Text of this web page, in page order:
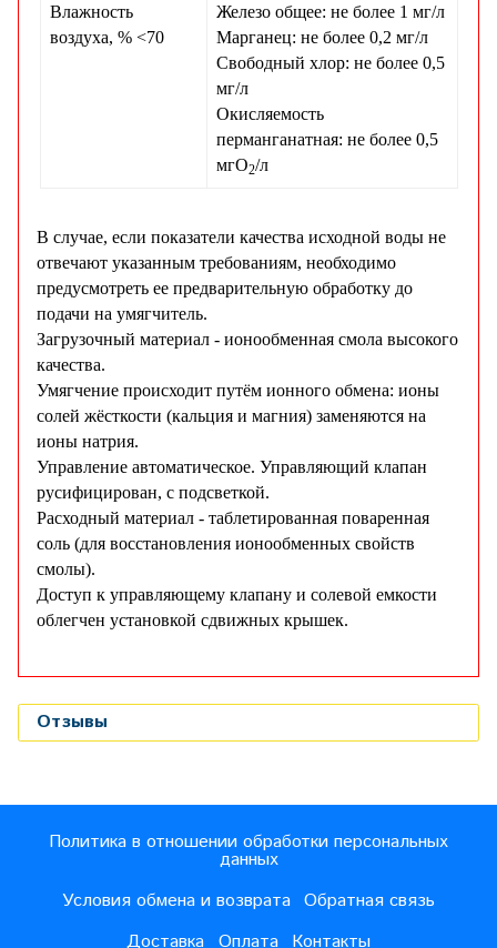
Влажность
воздуха, % <70
Железо общее: не более 1 мг/л
Марганец: не более 0,2 мг/л
Свободный хлор: не более 0,5
мг/л
Окисляемость
перманганатная: не более 0,5
мгO2/л
В случае, если показатели качества исходной воды не
отвечают указанным требованиям, необходимо
предусмотреть ее предварительную обработку до
подачи на умягчитель.
Загрузочный материал - ионообменная смола высокого
качества.
Умягчение происходит путём ионного обмена: ионы
солей жёсткости (кальция и магния) заменяются на
ионы натрия.
Управление автоматическое. Управляющий клапан
русифицирован, с подсветкой.
Расходный материал - таблетированная поваренная
соль (для восстановления ионообменных свойств
смолы).
Доступ к управляющему клапану и солевой емкости
облегчен установкой сдвижных крышек.
Отзывы
Политика в отношении обработки персональных
данных
Условия обмена и возврата Обратная связь
Доставка Оплата Контакты